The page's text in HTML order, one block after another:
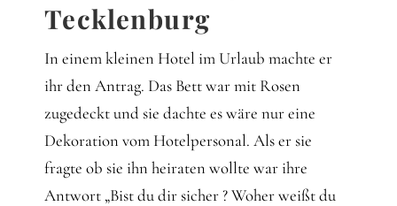
Familie
Gedanken
Mindset
Schreiben
Tecklenburg
In einem kleinen Hotel im Urlaub machte er
ihr den Antrag. Das Bett war mit Rosen
zugedeckt und sie dachte es wäre nur eine
Dekoration vom Hotelpersonal. Als er sie
fragte ob sie ihn heiraten wollte war ihre
Antwort „Bist du dir sicher ? Woher weißt du